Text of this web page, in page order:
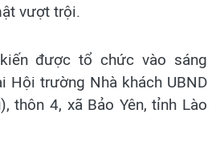
vượt trội.
được tổ chức vào sáng
Hội trường Nhà khách UBND
thôn 4, xã Bảo Yên, tỉnh Lào